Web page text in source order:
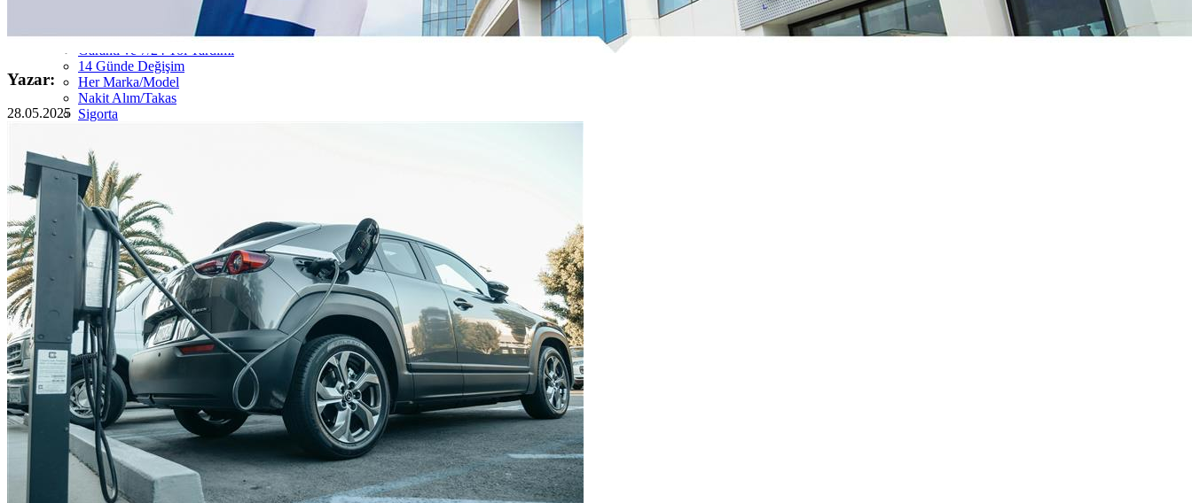
Kredi
Garanti ve 7/24 Yol Yardımı
14 Günde Değişim
Her Marka/Model
Nakit Alım/Takas
Sigorta
Otoshops Mobil
HAKKIMIZDA
Biz Kimiz
Sıkça Sorulan Sorular
İletişim
Basın Odası
YETKİLİ SATICILAR
İLETİŞİM
Yazar:
28.05.2025